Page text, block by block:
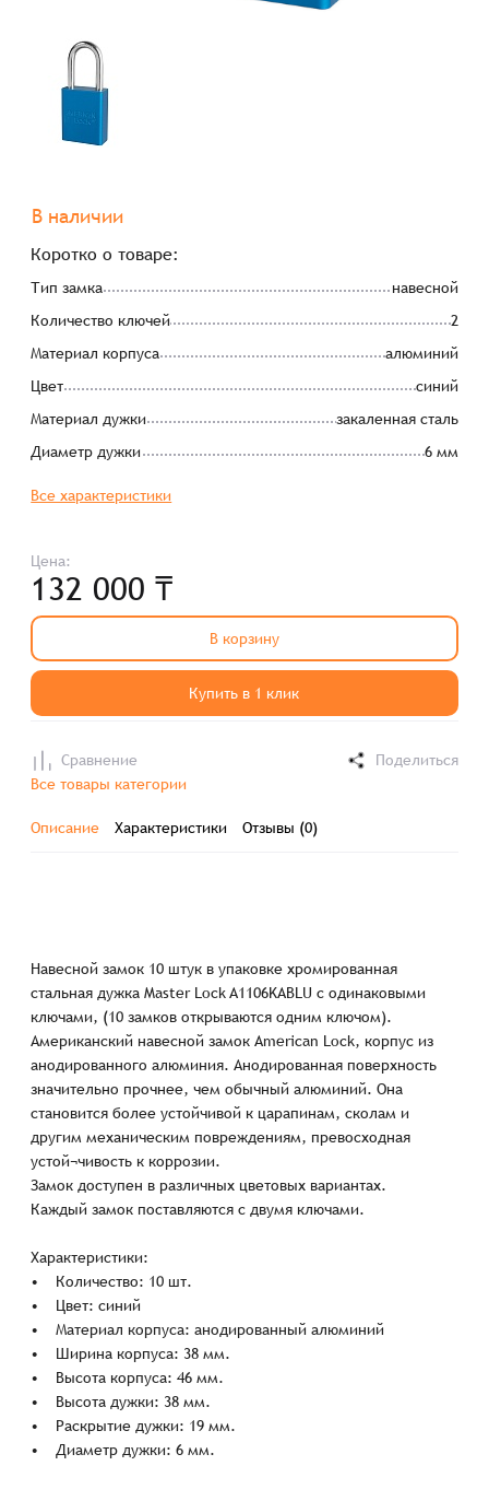
В наличии
Коротко о товаре:
Тип замка
навесной
Количество ключей
2
Материал корпуса
алюминий
Цвет
синий
Материал дужки
закаленная сталь
Диаметр дужки
6 мм
Все характеристики
Цена:
132 000 ₸
В корзину
Купить в 1 клик
Сравнение
Поделиться
Все товары категории
Описание Характеристики Отзывы (0)
Навесной замок 10 штук в упаковке хромированная
стальная дужка Master Lock A1106KABLU с одинаковыми
ключами, (10 замков открываются одним ключом).
Американский навесной замок American Lock, корпус из
анодированного алюминия. Анодированная поверхность
значительно прочнее, чем обычный алюминий. Она
становится более устойчивой к царапинам, сколам и
другим механическим повреждениям, превосходная
устой¬чивость к коррозии.
Замок доступен в различных цветовых вариантах.
Каждый замок поставляются с двумя ключами.
Характеристики:
• Количество: 10 шт.
• Цвет: синий
• Материал корпуса: анодированный алюминий
• Ширина корпуса: 38 мм.
• Высота корпуса: 46 мм.
• Высота дужки: 38 мм.
• Раскрытие дужки: 19 мм.
• Диаметр дужки: 6 мм.